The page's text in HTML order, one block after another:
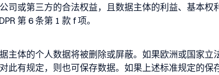
司或第三方的合法权益，且数据主体的利益、基本权
第 6 条第 1 款 f 项。
主体的个人数据将被删除或屏蔽。如果欧洲或国家立
此有规定，则也可保存数据。如果上述标准规定的保